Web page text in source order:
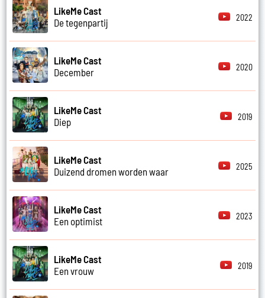
LikeMe Cast
De tegenpartij
2022
LikeMe Cast
December
2020
LikeMe Cast
Diep
2019
LikeMe Cast
Duizend dromen worden waar
2025
LikeMe Cast
Een optimist
2023
LikeMe Cast
Een vrouw
2019